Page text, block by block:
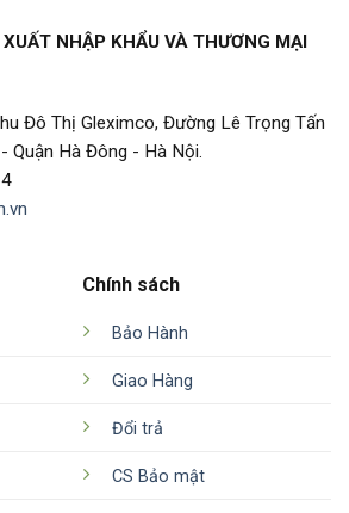
NHẬP KHẨU VÀ THƯƠNG MẠI
Đô Thị Gleximco, Đường Lê Trọng Tấn
Quận Hà Đông - Hà Nội.
Chính sách
Bảo Hành
Giao Hàng
Đổi trả
CS Bảo mật